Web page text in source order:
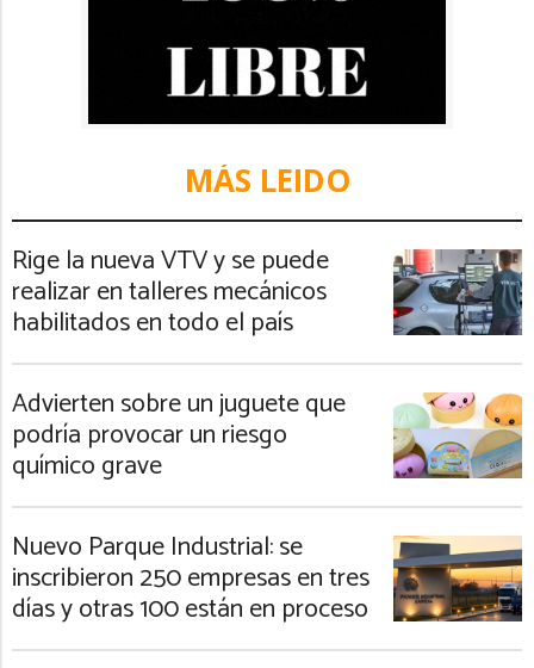
MÁS LEIDO
Rige la nueva VTV y se puede
realizar en talleres mecánicos
habilitados en todo el país
Advierten sobre un juguete que
podría provocar un riesgo
químico grave
Nuevo Parque Industrial: se
inscribieron 250 empresas en tres
días y otras 100 están en proceso